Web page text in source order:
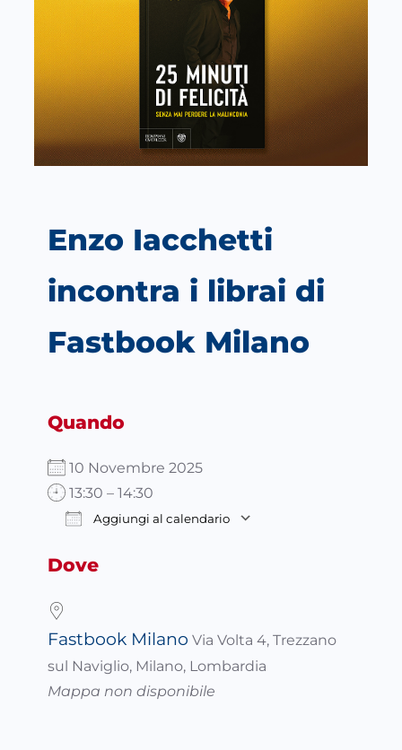
Enzo Iacchetti
incontra i librai di
Fastbook Milano
Quando
10 Novembre 2025
13:30 – 14:30
Aggiungi al calendario
Dove
Fastbook Milano Via Volta 4, Trezzano
sul Naviglio, Milano, Lombardia
Mappa non disponibile